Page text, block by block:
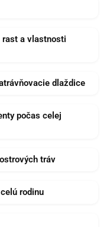
a vlastnosti
dlaždice
počas celej
tráv
rodinu